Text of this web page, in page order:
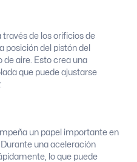
través de los orificios de
posición del pistón del
de aire. Esto crea una
que puede ajustarse
un papel importante en
una aceleración
lo que puede